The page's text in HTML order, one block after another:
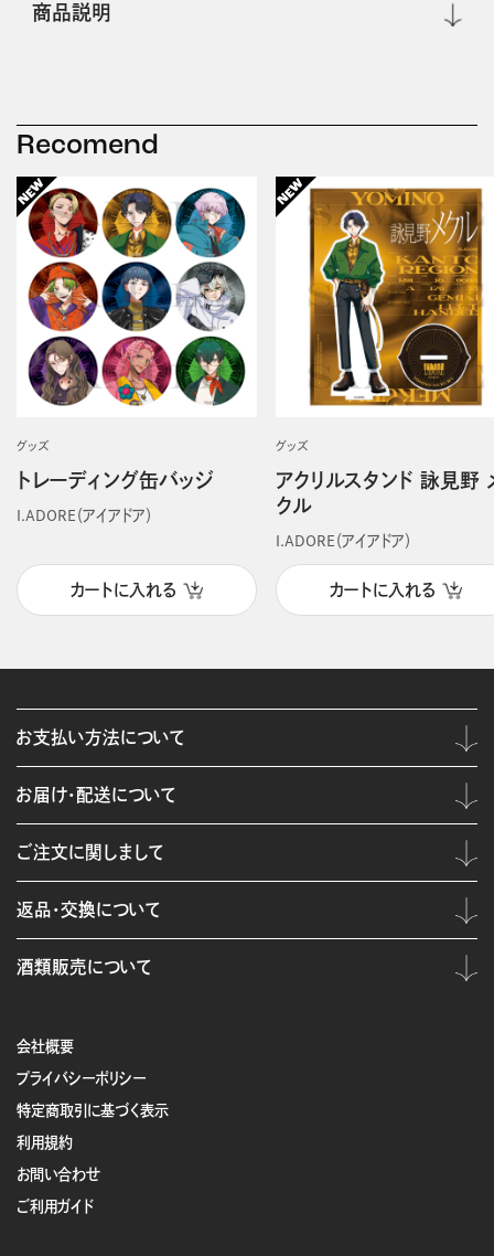
商品説明
Recomend
グッズ
トレーディング缶バッジ
I.ADORE（アイアドア）
カートに入れる
グッズ
アクリルスタンド 詠見野
クル
I.ADORE（アイアドア）
カートに入れる
会社概要
プライバシーポリシー
特定商取引に基づく表示
利用規約
お問い合わせ
ご利用ガイド
お支払い方法について
お届け・配送について
ご注文に関しまして
返品・交換について
酒類販売について